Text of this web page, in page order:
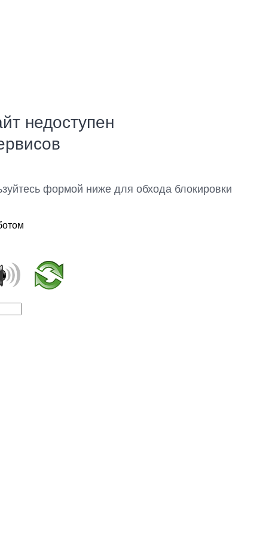
недоступен
формой ниже для обхода блокировки